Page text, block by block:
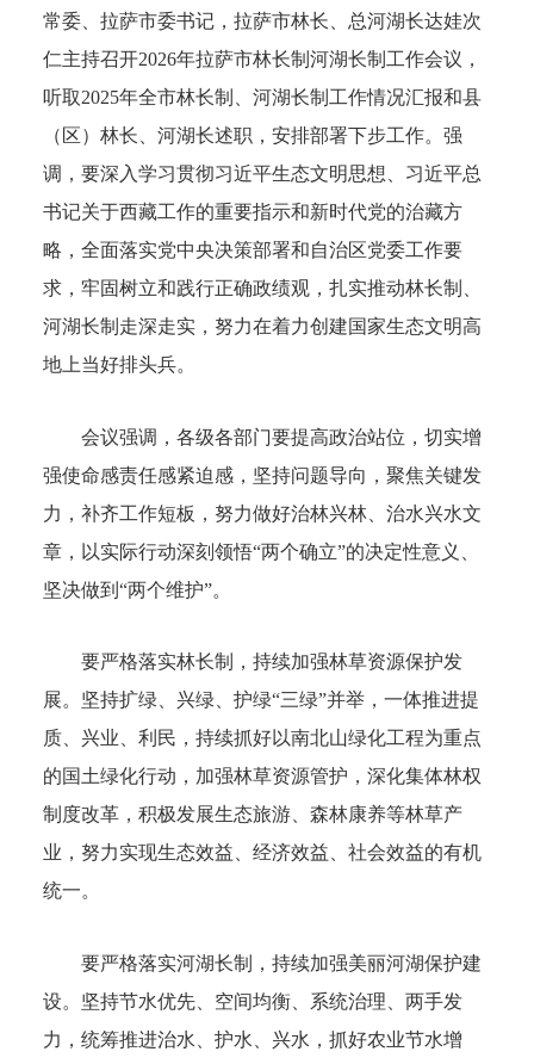
常委、拉萨市委书记，拉萨市林长、总河湖长达娃次
仁主持召开2026年拉萨市林长制河湖长制工作会议，
听取2025年全市林长制、河湖长制工作情况汇报和县
（区）林长、河湖长述职，安排部署下步工作。强
调，要深入学习贯彻习近平生态文明思想、习近平总
书记关于西藏工作的重要指示和新时代党的治藏方
略，全面落实党中央决策部署和自治区党委工作要
求，牢固树立和践行正确政绩观，扎实推动林长制、
河湖长制走深走实，努力在着力创建国家生态文明高
地上当好排头兵。
会议强调，各级各部门要提高政治站位，切实增
强使命感责任感紧迫感，坚持问题导向，聚焦关键发
力，补齐工作短板，努力做好治林兴林、治水兴水文
章，以实际行动深刻领悟“两个确立”的决定性意义、
坚决做到“两个维护”。
要严格落实林长制，持续加强林草资源保护发
展。坚持扩绿、兴绿、护绿“三绿”并举，一体推进提
质、兴业、利民，持续抓好以南北山绿化工程为重点
的国土绿化行动，加强林草资源管护，深化集体林权
制度改革，积极发展生态旅游、森林康养等林草产
业，努力实现生态效益、经济效益、社会效益的有机
统一。
要严格落实河湖长制，持续加强美丽河湖保护建
设。坚持节水优先、空间均衡、系统治理、两手发
力，统筹推进治水、护水、兴水，抓好农业节水增